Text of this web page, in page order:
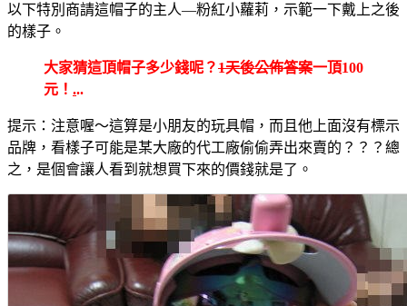
以下特別商請這帽子的主人—粉紅小蘿莉，示範一下戴上之後
的樣子。
大家猜這頂帽子多少錢呢？1天後公佈答案一頂100
元！ ...
提示：注意喔～這算是小朋友的玩具帽，而且他上面沒有標示
品牌，看樣子可能是某大廠的代工廠偷偷弄出來賣的？？？總
之，是個會讓人看到就想買下來的價錢就是了。